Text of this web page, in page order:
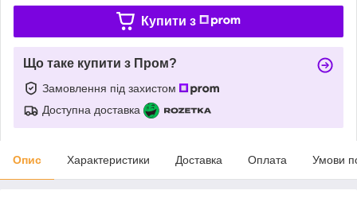
Купити з
Що таке купити з Пром?
Замовлення під захистом
Доступна доставка
Опис Характеристики Доставка Оплата Умови